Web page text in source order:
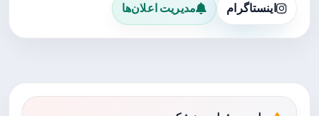
اینستاگرام مدیریت اعلان‌ها